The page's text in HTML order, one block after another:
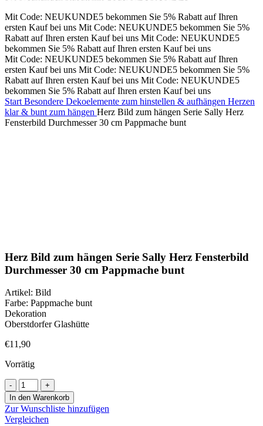
Mit Code: NEUKUNDE5 bekommen Sie 5% Rabatt auf Ihren
ersten Kauf bei uns Mit Code: NEUKUNDE5 bekommen Sie 5%
Rabatt auf Ihren ersten Kauf bei uns Mit Code: NEUKUNDE5
bekommen Sie 5% Rabatt auf Ihren ersten Kauf bei uns
Mit Code: NEUKUNDE5 bekommen Sie 5% Rabatt auf Ihren
ersten Kauf bei uns Mit Code: NEUKUNDE5 bekommen Sie 5%
Rabatt auf Ihren ersten Kauf bei uns Mit Code: NEUKUNDE5
bekommen Sie 5% Rabatt auf Ihren ersten Kauf bei uns
Start Besondere Dekoelemente zum hinstellen & aufhängen Herzen
klar & bunt zum hängen Herz Bild zum hängen Serie Sally Herz
Fensterbild Durchmesser 30 cm Pappmache bunt
Herz Bild zum hängen Serie Sally Herz Fensterbild
Durchmesser 30 cm Pappmache bunt
Artikel: Bild
Farbe: Pappmache bunt
Dekoration
Oberstdorfer Glashütte
€11,90
Vorrätig
Herz
Bild
zum
hängen
In den Warenkorb
Zur Wunschliste hinzufügen
Vergleichen